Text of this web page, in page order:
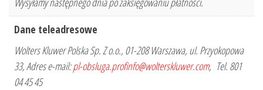
Dane teleadresowe
Wolters Kluwer Polska Sp. Z o.o., 01-208 Warszawa, ul. Przyokopowa
33, Adres e-mail:pl-obsluga.profinfo@wolterskluwer.com, Tel. 801
04 45 45